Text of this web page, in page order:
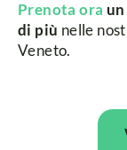
Prenota ora
di più nelle
Veneto.